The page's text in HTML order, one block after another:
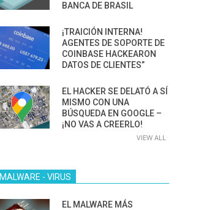
BANCA DE BRASIL
¡TRAICIÓN INTERNA!
AGENTES DE SOPORTE DE
COINBASE HACKEARON
DATOS DE CLIENTES”
EL HACKER SE DELATÓ A SÍ
MISMO CON UNA
BÚSQUEDA EN GOOGLE –
¡NO VAS A CREERLO!
VIEW ALL
MALWARE - VIRUS
EL MALWARE MÁS